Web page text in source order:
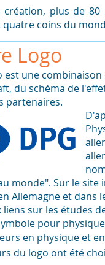
création, plus de
quatre coins du
Logo
est une
du schéma de
partenaires.
monde". Sur le site
Allemagne et dans
sur les études
pour physique
en physique et
du logo ont été